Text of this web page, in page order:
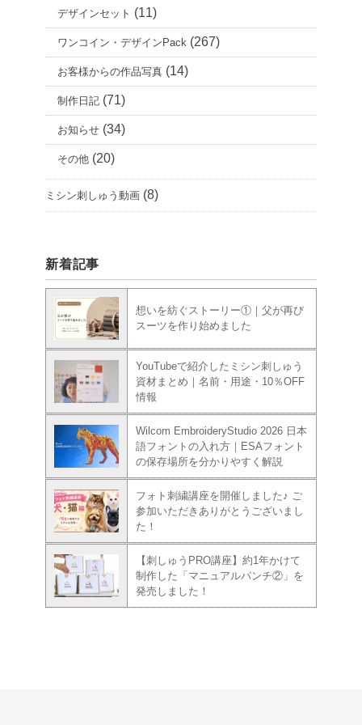
デザインセット (11)
ワンコイン・デザインPack (267)
お客様からの作品写真 (14)
制作日記 (71)
お知らせ (34)
その他 (20)
ミシン刺しゅう動画 (8)
新着記事
想いを紡ぐストーリー①｜父が再び
スーツを作り始めました
YouTubeで紹介したミシン刺しゅう
資材まとめ｜名前・用途・10％OFF
情報
Wilcom EmbroideryStudio 2026 日本
語フォントの入れ方｜ESAフォント
の保存場所を分かりやすく解説
フォト刺繍講座を開催しました♪ ご
参加いただきありがとうございまし
た！
【刺しゅうPRO講座】約1年かけて
制作した「マニュアルパンチ②」を
発売しました！